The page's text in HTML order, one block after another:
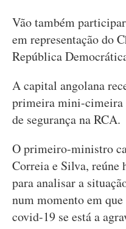
Vão também
em representação do
República
A capital angolana
primeira mini-cimeira
de segurança na RCA.
O primeiro-ministro
Correia e Silva, reúne
para analisar a
num momento em
covid-19 se está a